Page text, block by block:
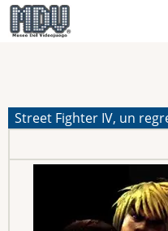
Pasar
al
Street Fighter IV, un